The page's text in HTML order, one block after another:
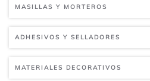
MASILLAS Y MORTEROS
ADHESIVOS Y SELLADORES
MATERIALES DECORATIVOS